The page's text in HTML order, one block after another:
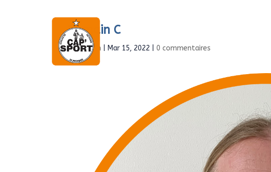
Romain C
parAdmin Mar 15, 2022 |0 commentaires